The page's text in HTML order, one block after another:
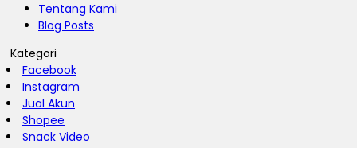
Tentang Kami
Blog Posts
Kategori
Facebook
Instagram
Jual Akun
Shopee
Snack Video